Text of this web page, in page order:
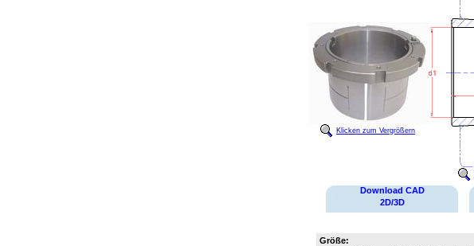
Klicken zum Vergrößern
Download CAD
2D/3D
Größe: